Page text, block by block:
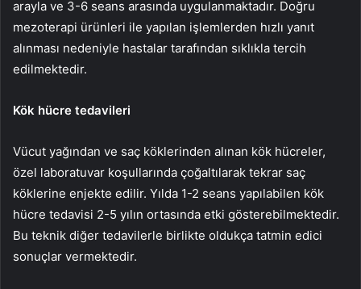
arayla ve 3-6 seans arasında uygulanmaktadır. Doğru
mezoterapi ürünleri ile yapılan işlemlerden hızlı yanıt
alınması nedeniyle hastalar tarafından sıklıkla tercih
edilmektedir.
Kök hücre tedavileri
Vücut yağından ve saç köklerinden alınan kök hücreler,
özel laboratuvar koşullarında çoğaltılarak tekrar saç
köklerine enjekte edilir. Yılda 1-2 seans yapılabilen kök
hücre tedavisi 2-5 yılın ortasında etki gösterebilmektedir.
Bu teknik diğer tedavilerle birlikte oldukça tatmin edici
sonuçlar vermektedir.